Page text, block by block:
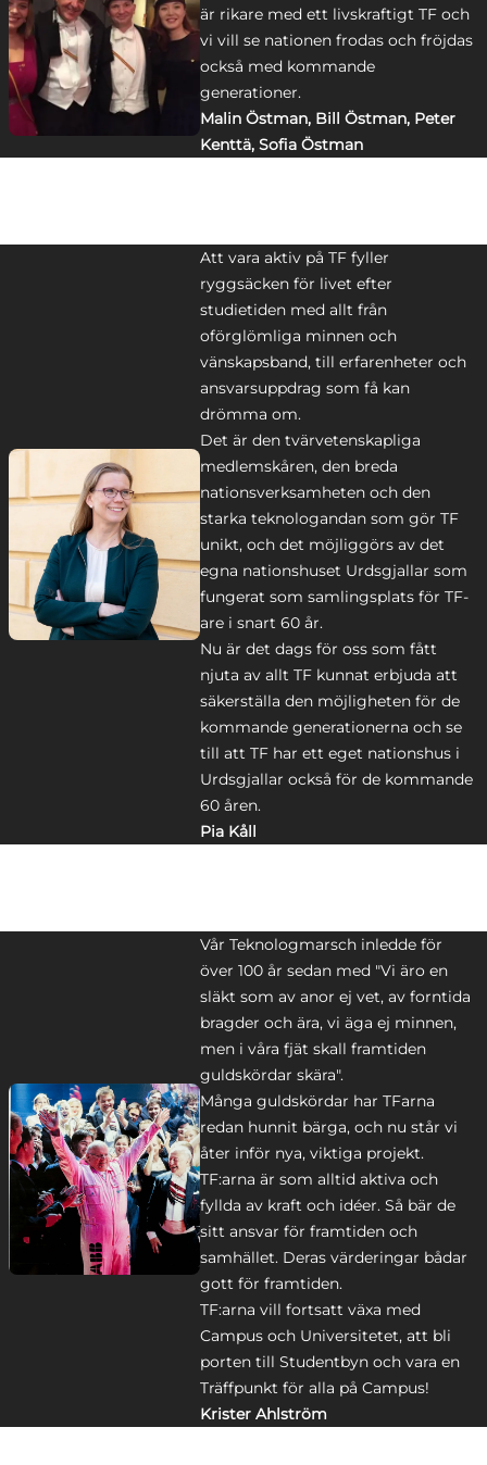
är rikare med ett livskraftigt TF och
vi vill se nationen frodas och fröjdas
också med kommande
generationer.
Malin Östman, Bill Östman, Peter
Kenttä, Sofia Östman
Att vara aktiv på TF fyller
ryggsäcken för livet efter
studietiden med allt från
oförglömliga minnen och
vänskapsband, till erfarenheter och
ansvarsuppdrag som få kan
drömma om.
Det är den tvärvetenskapliga
medlemskåren, den breda
nationsverksamheten och den
starka teknologandan som gör TF
unikt, och det möjliggörs av det
egna nationshuset Urdsgjallar som
fungerat som samlingsplats för TF-
are i snart 60 år.
Nu är det dags för oss som fått
njuta av allt TF kunnat erbjuda att
säkerställa den möjligheten för de
kommande generationerna och se
till att TF har ett eget nationshus i
Urdsgjallar också för de kommande
60 åren.
Pia Kåll
Vår Teknologmarsch inledde för
över 100 år sedan med "Vi äro en
släkt som av anor ej vet, av forntida
bragder och ära, vi äga ej minnen,
men i våra fjät skall framtiden
guldskördar skära".
Många guldskördar har TFarna
redan hunnit bärga, och nu står vi
åter inför nya, viktiga projekt.
TF:arna är som alltid aktiva och
fyllda av kraft och idéer. Så bär de
sitt ansvar för framtiden och
samhället. Deras värderingar bådar
gott för framtiden.
TF:arna vill fortsatt växa med
Campus och Universitetet, att bli
porten till Studentbyn och vara en
Träffpunkt för alla på Campus!
Krister Ahlström